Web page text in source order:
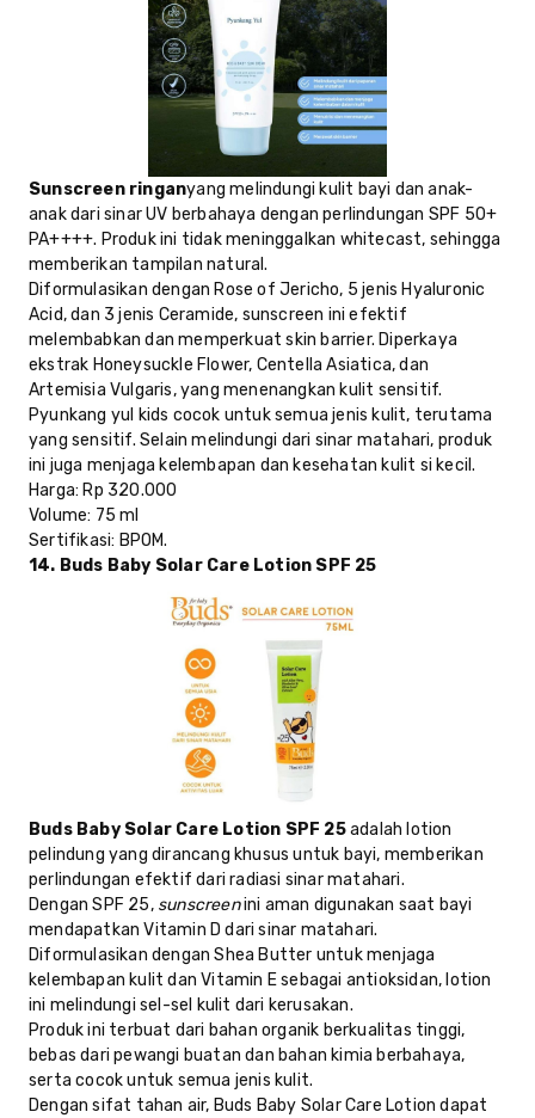
Sunscreen ringanyang melindungi kulit bayi dan anak-
anak dari sinar UV berbahaya dengan perlindungan SPF 50+
PA++++. Produk ini tidak meninggalkan whitecast, sehingga
memberikan tampilan natural.
Diformulasikan dengan Rose of Jericho, 5 jenis Hyaluronic
Acid, dan 3 jenis Ceramide, sunscreen ini efektif
melembabkan dan memperkuat skin barrier. Diperkaya
ekstrak Honeysuckle Flower, Centella Asiatica, dan
Artemisia Vulgaris, yang menenangkan kulit sensitif.
Pyunkang yul kids cocok untuk semua jenis kulit, terutama
yang sensitif. Selain melindungi dari sinar matahari, produk
ini juga menjaga kelembapan dan kesehatan kulit si kecil.
Harga: Rp 320.000
Volume: 75 ml
Sertifikasi: BPOM.
14. Buds Baby Solar Care Lotion SPF 25
Buds Baby Solar Care Lotion SPF 25adalah lotion
pelindung yang dirancang khusus untuk bayi, memberikan
perlindungan efektif dari radiasi sinar matahari.
Dengan SPF 25, sunscreenini aman digunakan saat bayi
mendapatkan Vitamin D dari sinar matahari.
Diformulasikan dengan Shea Butter untuk menjaga
kelembapan kulit dan Vitamin E sebagai antioksidan, lotion
ini melindungi sel-sel kulit dari kerusakan.
Produk ini terbuat dari bahan organik berkualitas tinggi,
bebas dari pewangi buatan dan bahan kimia berbahaya,
serta cocok untuk semua jenis kulit.
Dengan sifat tahan air, Buds Baby Solar Care Lotion dapat